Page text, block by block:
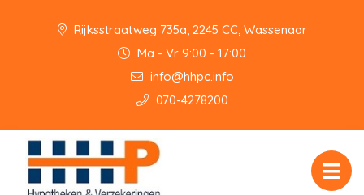
Rijksstraatweg 735a, 2245 CC, Wassenaar
Ma - Vr 9:00 - 17:00
info@hhpc.info
070-4278200